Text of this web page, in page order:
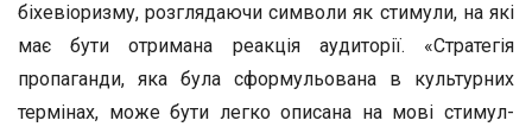
біхевіоризму, розглядаючи символи як стимули, на які
має бути отримана реакція аудиторії. «Стратегія
пропаганди, яка була сформульована в культурних
термінах, може бути легко описана на мові стимул-